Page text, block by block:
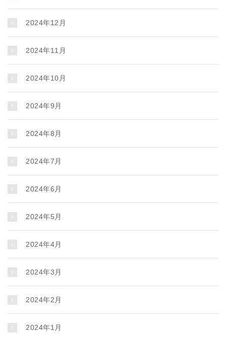
2024年12月
2024年11月
2024年10月
2024年9月
2024年8月
2024年7月
2024年6月
2024年5月
2024年4月
2024年3月
2024年2月
2024年1月